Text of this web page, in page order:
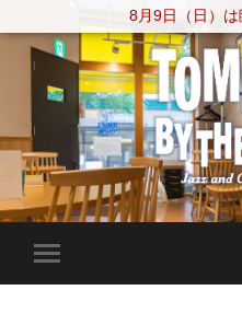
8月9日（日）は